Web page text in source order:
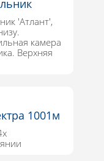
'Атлант',
камера
Верхняя
1001м